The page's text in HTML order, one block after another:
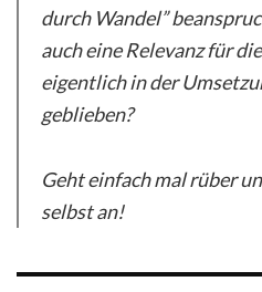
durch Wandel”
auch eine Relevanz für
eigentlich in der
geblieben?
Geht einfach mal rüber
selbst an!